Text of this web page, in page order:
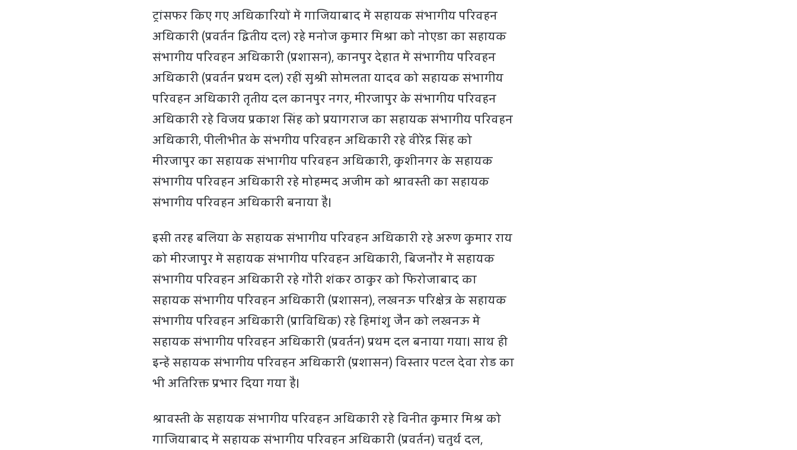
ट्रांसफर किए गए अधिकारियों में गाजियाबाद में सहायक संभागीय परिवहन
अधिकारी (प्रवर्तन द्वितीय दल) रहे मनोज कुमार मिश्रा को नोएडा का सहायक
संभागीय परिवहन अधिकारी (प्रशासन), कानपुर देहात में संभागीय परिवहन
अधिकारी (प्रवर्तन प्रथम दल) रहीं सुश्री सोमलता यादव को सहायक संभागीय
परिवहन अधिकारी तृतीय दल कानपुर नगर, मीरजापुर के संभागीय परिवहन
अधिकारी रहे विजय प्रकाश सिंह को प्रयागराज का सहायक संभागीय परिवहन
अधिकारी, पीलीभीत के संभगीय परिवहन अधिकारी रहे वीरेंद्र सिंह को
मीरजापुर का सहायक संभागीय परिवहन अधिकारी, कुशीनगर के सहायक
संभागीय परिवहन अधिकारी रहे मोहम्मद अजीम को श्रावस्ती का सहायक
संभागीय परिवहन अधिकारी बनाया है।
इसी तरह बलिया के सहायक संभागीय परिवहन अधिकारी रहे अरुण कुमार राय
को मीरजापुर में सहायक संभागीय परिवहन अधिकारी, बिजनौर में सहायक
संभागीय परिवहन अधिकारी रहे गौरी शंकर ठाकुर को फिरोजाबाद का
सहायक संभागीय परिवहन अधिकारी (प्रशासन), लखनऊ परिक्षेत्र के सहायक
संभागीय परिवहन अधिकारी (प्राविधिक) रहे हिमांशु जैन को लखनऊ में
सहायक संभागीय परिवहन अधिकारी (प्रवर्तन) प्रथम दल बनाया गया। साथ ही
इन्हें सहायक संभागीय परिवहन अधिकारी (प्रशासन) विस्तार पटल देवा रोड का
भी अतिरिक्त प्रभार दिया गया है।
श्रावस्ती के सहायक संभागीय परिवहन अधिकारी रहे विनीत कुमार मिश्र को
गाजियाबाद में सहायक संभागीय परिवहन अधिकारी (प्रवर्तन) चतुर्थ दल,